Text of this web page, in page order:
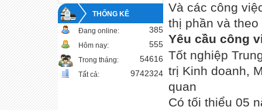
THỐNG KÊ
Đang online: 385
Hôm nay: 555
Trong tháng: 54616
Tất cả: 9742324
Và các công
thị phần và
Yêu cầu công
Tốt nghiệp
trị Kinh doanh,
quan
Có tối thiểu 05